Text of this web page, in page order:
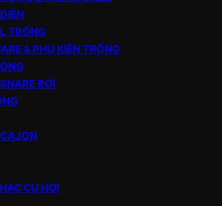
TRỐNG
& PHỤ KIỆN TRỐNG
RỜI
CỤ HƠI